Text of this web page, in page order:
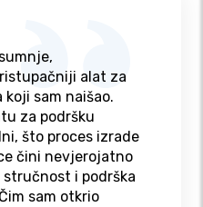
alat za
sam naišao.
za podršku
što proces izrade
čini nevjerojatno
i podrška
sam otkrio